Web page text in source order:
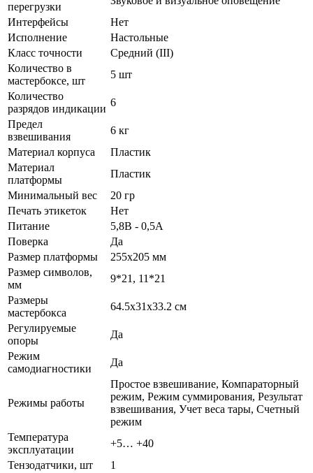
перегрузки
Интерфейсы
Нет
Исполнение
Настольные
Класс точности
Средний (III)
Количество в
мастербоксе, шт
5 шт
Количество
разрядов индикации
6
Предел
взвешивания
6 кг
Материал корпуса
Пластик
Материал
платформы
Пластик
Минимальный вес
20 гр
Печать этикеток
Нет
Питание
5,8В - 0,5А
Поверка
Да
Размер платформы
255х205 мм
Размер символов,
мм
9*21, 11*21
Размеры
мастербокса
64.5х31х33.2 см
Регулируемые
опоры
Да
Режим
самодиагностики
Да
Режимы работы
Простое взвешивание, Компараторный
режим, Режим суммирования, Результат
взвешивания, Учет веса тары, Счетный
режим
Температура
эксплуатации
+5… +40
Тензодатчики, шт
1